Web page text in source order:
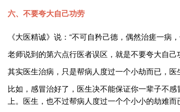
六、不要夸大自己功劳
《大医精诚》说：“不可自矜己德，偶然治瘥一
老师说到的第六点行医者误区，就是不要夸大自
其实医生治病，只是帮病人度过一个小劫而已，
比如，感冒治好了，医生决不能保证你一辈子不
上。医生，也不过帮病人度过一个个小小的劫难而